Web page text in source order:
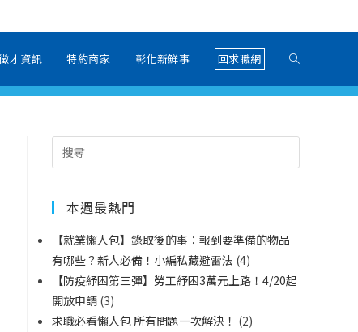
才資訊 特約商家 彰化新鮮事 回求職網
本週最熱門
【就業懶人包】錄取後的事：報到要準備的物品
有哪些？新人必備！小編私藏避雷法 (4)
【防疫紓困第三彈】勞工紓困3萬元上路！4/20起
開放申請 (3)
求職必看懶人包 所有問題一次解決！ (2)